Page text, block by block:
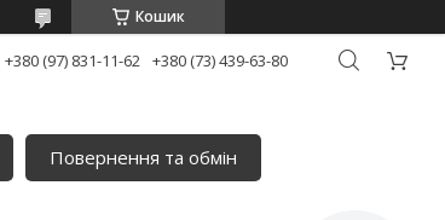
Кошик
+380 (97) 831-11-62 +380 (73) 439-63-80
Повернення та обмін